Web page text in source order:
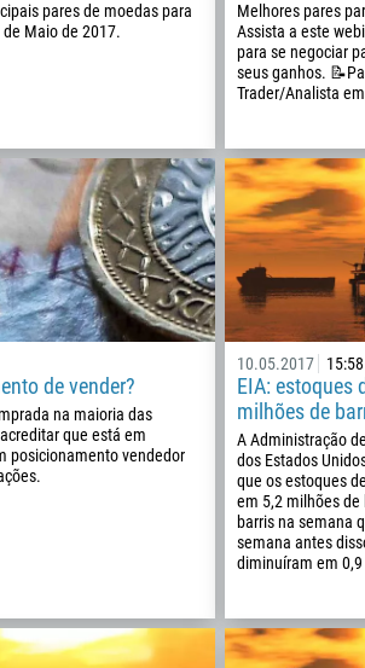
pares de moedas para
Maio de 2017.
Melhores pares
Assista a este
para se negociar
seus ganhos.
Trader/Analista
de vender?
na maioria das
que está em
posicionamento vendedor
10.05.2017 15:58
EIA: estoques
milhões de
A Administração
dos Estados
que os estoques
em 5,2 milhões de
barris na semana
semana antes
diminuíram em